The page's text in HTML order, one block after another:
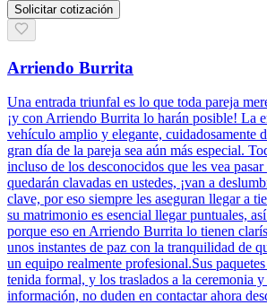
Solicitar cotización
Arriendo Burrita
Una entrada triunfal es lo que toda pareja
¡y con Arriendo Burrita lo harán posible! La
vehículo amplio y elegante, cuidadosamente
gran día de la pareja sea aún más especial.
incluso de los desconocidos que les vea
quedarán clavadas en ustedes, ¡van a
clave, por eso siempre les aseguran llegar a
su matrimonio es esencial llegar puntuales,
porque eso en Arriendo Burrita lo tienen
unos instantes de paz con la tranquilidad de
un equipo realmente profesional.Sus
tenida formal, y los traslados a la ceremonia y
información, no duden en contactar ahora